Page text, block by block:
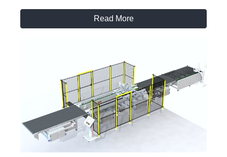
Read More